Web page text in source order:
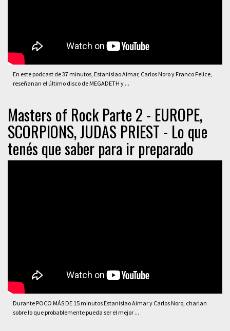
En este podcast de 37 minutos, Estanislao Aimar, Carlos Noro y Franco Felice,
reseñanan el último disco de MEGADETH y ...
Masters of Rock Parte 2 - EUROPE,
SCORPIONS, JUDAS PRIEST - Lo que
tenés que saber para ir preparado
Durante POCO MÁS DE 15 minutos Estanislao Aimar y Carlos Noro, charlan
sobre lo que probablemente pueda ser el mejor ...